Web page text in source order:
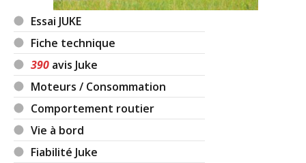
10/20 1.5 dCi 110 ch 153000(
05/20
1.5 dCi 110 ch 40500kms, 2013, acenta
connect(0 )
14/20
Essai JUKE
Fiche technique
390 avis Juke
Moteurs / Consommation
Comportement routier
Vie à bord
Fiabilité Juke